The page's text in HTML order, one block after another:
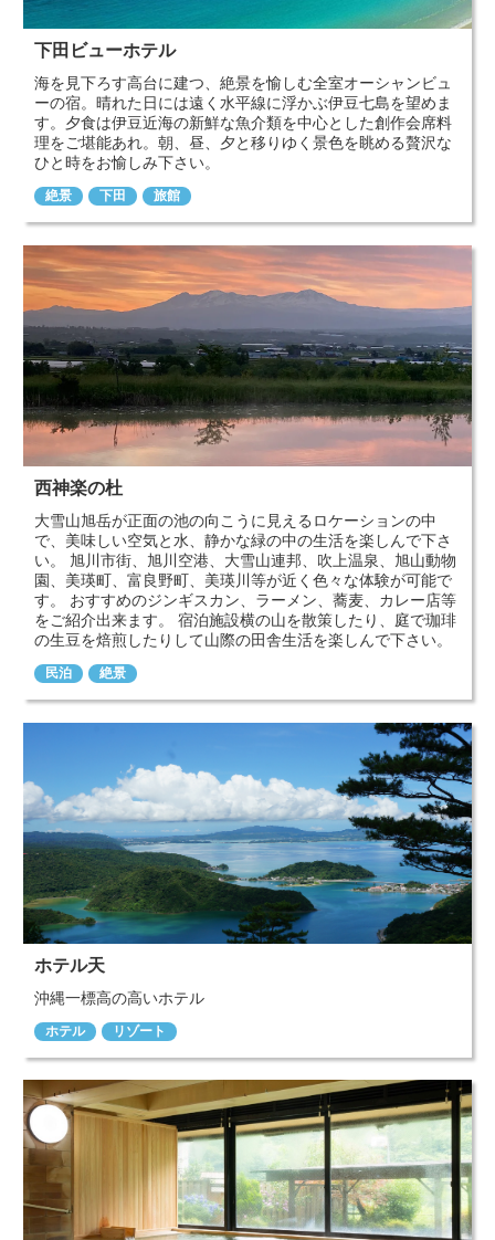
下田ビューホテル
海を見下ろす高台に建つ、絶景を愉しむ全室オーシャンビュ
ーの宿。晴れた日には遠く水平線に浮かぶ伊豆七島を望めま
す。夕食は伊豆近海の新鮮な魚介類を中心とした創作会席料
理をご堪能あれ。朝、昼、夕と移りゆく景色を眺める贅沢な
ひと時をお愉しみ下さい。
絶景 下田 旅館
西神楽の杜
大雪山旭岳が正面の池の向こうに見えるロケーションの中
で、美味しい空気と水、静かな緑の中の生活を楽しんで下さ
い。 旭川市街、旭川空港、大雪山連邦、吹上温泉、旭山動物
園、美瑛町、富良野町、美瑛川等が近く色々な体験が可能で
す。 おすすめのジンギスカン、ラーメン、蕎麦、カレー店等
をご紹介出来ます。 宿泊施設横の山を散策したり、庭で珈琲
の生豆を焙煎したりして山際の田舎生活を楽しんで下さい。
民泊 絶景
ホテル天
沖縄一標高の高いホテル
ホテル リゾート